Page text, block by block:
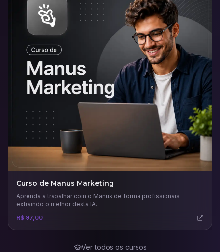
Curso de Manus Marketing
Aprenda a trabalhar com o Manus de forma profissionais
extraindo o melhor desta IA.
R$ 97,00
Ver todos os cursos